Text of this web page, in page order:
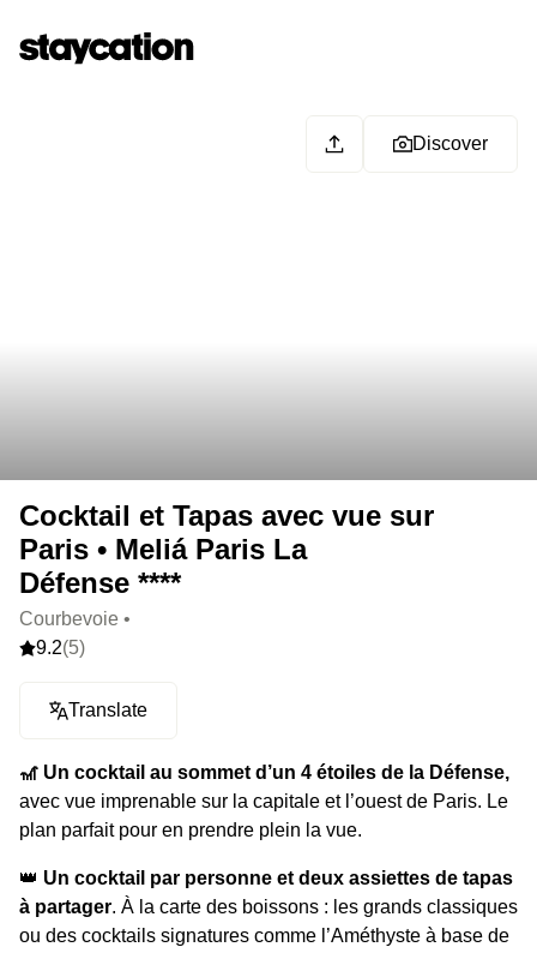
Discover
Cocktail et Tapas avec vue sur
Paris • Meliá Paris La
Défense ****
Courbevoie •
9.2(5)
Translate
🎢 Un cocktail au sommet d’un 4 étoiles de la Défense,
avec vue imprenable sur la capitale et l’ouest de Paris. Le
plan parfait pour en prendre plein la vue.
👑 Un cocktail par personne et deux assiettes de tapas
à partager. À la carte des boissons : les grands classiques
ou des cocktails signatures comme l’Améthyste à base de